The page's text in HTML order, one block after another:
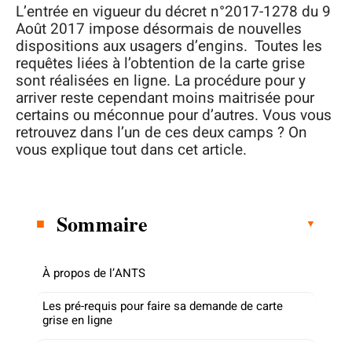
L’entrée en vigueur du décret n°2017-1278 du 9
Août 2017 impose désormais de nouvelles
dispositions aux usagers d’engins. Toutes les
requêtes liées à l’obtention de la carte grise
sont réalisées en ligne. La procédure pour y
arriver reste cependant moins maitrisée pour
certains ou méconnue pour d’autres. Vous vous
retrouvez dans l’un de ces deux camps ? On
vous explique tout dans cet article.
Sommaire
À propos de l’ANTS
Les pré-requis pour faire sa demande de carte
grise en ligne